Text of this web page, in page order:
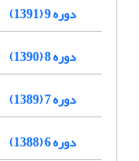
دوره 9 (1391)
دوره 8 (1390)
دوره 7 (1389)
دوره 6 (1388)